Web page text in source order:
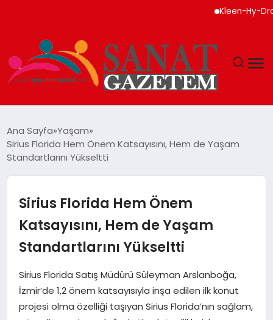
Kleen-Hy-Dro-
TEKNOLOJI
YAŞAM
EKONOMI
SAĞLIK
Ana Sayfa Yaşam
Sirius Florida Hem Önem Katsayısını, Hem de Yaşam
Standartlarını Yükseltti
Sirius Florida Hem Önem
Katsayısını, Hem de Yaşam
Standartlarını Yükseltti
Sirius Florida Satış Müdürü Süleyman Arslanboğa,
İzmir’de 1,2 önem katsayısıyla inşa edilen ilk konut
projesi olma özelliği taşıyan Sirius Florida’nın sağlam,